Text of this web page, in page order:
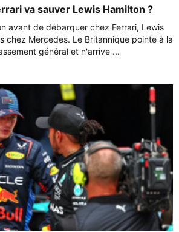
va sauver Lewis Hamilton ?
avant de débarquer chez Ferrari, Lewis
chez Mercedes. Le Britannique pointe à la
général et n'arrive ...